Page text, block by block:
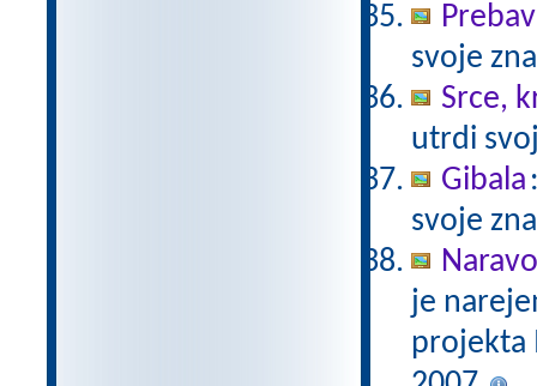
svoje
Srce,
utrdi
Gibala
svoje
je
projekta